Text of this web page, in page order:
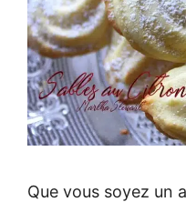
Que vous soyez un